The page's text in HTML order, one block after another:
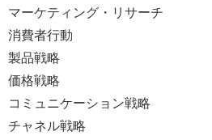
マーケティング・リサーチ
消費者行動
製品戦略
価格戦略
コミュニケーション戦略
チャネル戦略